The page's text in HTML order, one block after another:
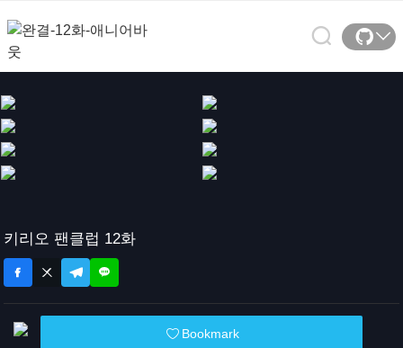
키리오 팬클럽 12화
Bookmark